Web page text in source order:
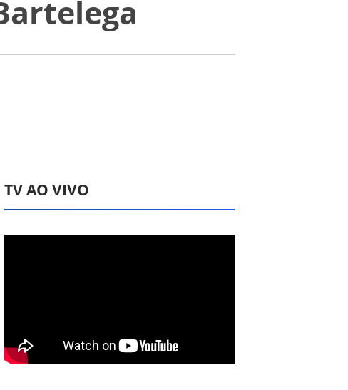
TV AO VIVO